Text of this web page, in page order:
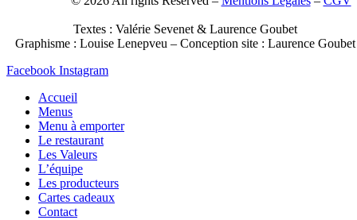
Textes : Valérie Sevenet & Laurence Goubet
Graphisme : Louise Lenepveu –Conception site : Laurence Goubet
Facebook Instagram
Accueil
Menus
Menu à emporter
Le restaurant
Les Valeurs
L’équipe
Les producteurs
Cartes cadeaux
Contact